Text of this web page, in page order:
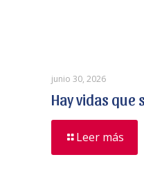
junio 30, 2026
Hay vidas que
Leer más